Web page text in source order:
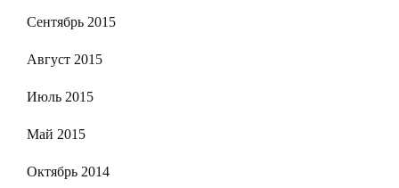
Сентябрь 2015
Август 2015
Июль 2015
Май 2015
Октябрь 2014